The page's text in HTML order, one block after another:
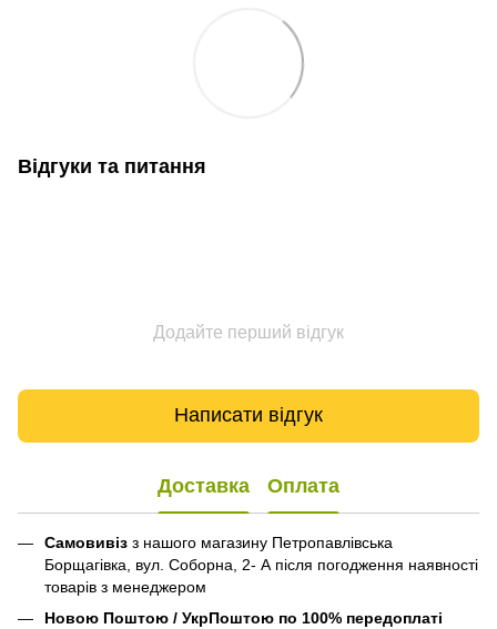
Відгуки та питання
Додайте перший відгук
Написати відгук
Доставка Оплата
Самовивіз з нашого магазину Петропавлівська
Борщагівка, вул. Соборна, 2- А після погодження наявності
товарів з менеджером
Новою Поштою / УкрПоштою по 100% передоплаті